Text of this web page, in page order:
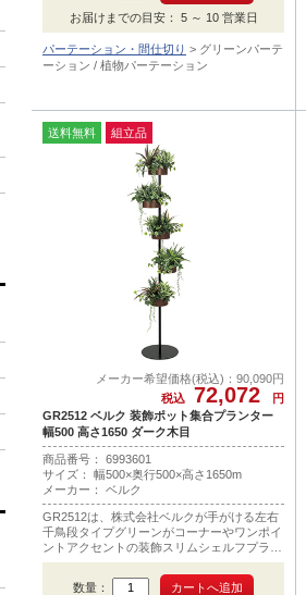
お届けまでの目安： 5 ～ 10 営業日
パーテーション・間仕切り
グリーンパーテ
ーション / 植物パーテーション
送料無料 組立品
メーカー希望価格(税込)：90,090円
税込
72,072
円
GR2512 ベルク 装飾ポット集合プランター
幅500 高さ1650 ダーク木目
商品番号： 6993601
サイズ： 幅500×奥行500×高さ1650m
メーカー： ベルク
GR2512は、株式会社ベルクが手がける左右
千鳥段タイプグリーンがコーナーやワンポイ
ントアクセントの装飾スリムシェルフプラン
ターで色はダーク木目です。
数量：